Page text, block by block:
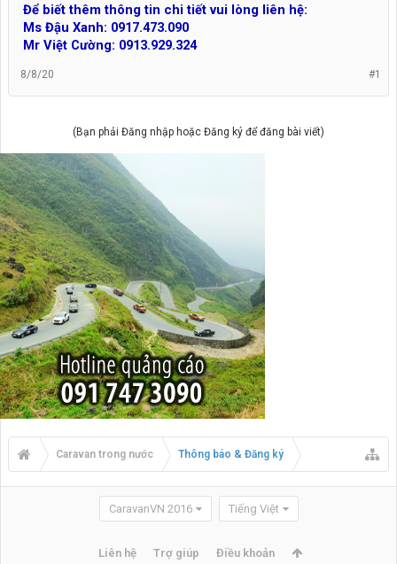
Để biết thêm thông tin chi tiết vui lòng liên hệ:
Ms Đậu Xanh: 0917.473.090
Mr Việt Cường: 0913.929.324
#1
8/8/20
(Bạn phải Đăng nhập hoặc Đăng ký để đăng bài viết)
Caravan trong nước Thông báo & Đăng ký
CaravanVN 2016 Tiếng Việt
Liên hệ Trợ giúp Điều khoản